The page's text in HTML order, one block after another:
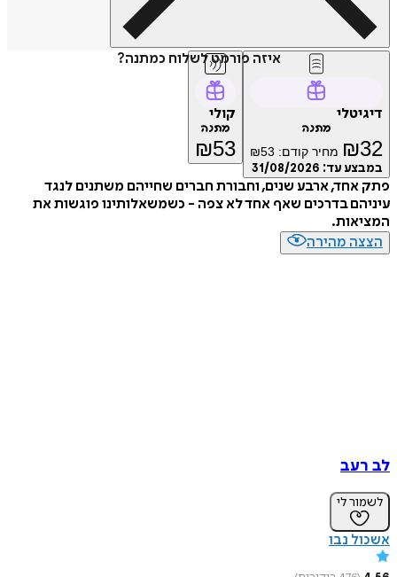
איזה פורמט לשלוח כמתנה?
מתנה
₪ מחיר קודם: ₪53
עד:31/08/2026
קולי
מתנה
₪53
אחד, ארבע שנים, וחבורת חברים שחייהם משתנים לנגד
בדרכים שאף אחד לא צפה - כשמשאלותינו פוגשות את
מהירה
רעב
לי
נבו